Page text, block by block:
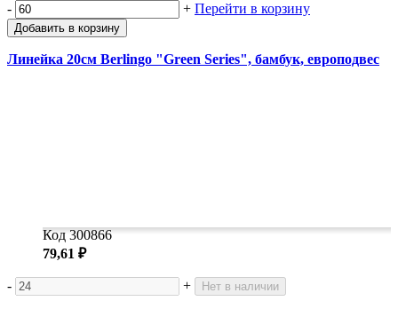
- + Перейти в корзину
Добавить в корзину
Линейка 20см Berlingo "Green Series", бамбук, европодвес
Код 300866
79,61 ₽
- + Нет в наличии